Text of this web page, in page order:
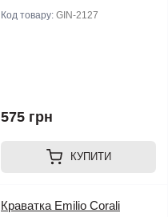
Код товару: GIN-2127
575 грн
КУПИТИ
Краватка Emilio Corali